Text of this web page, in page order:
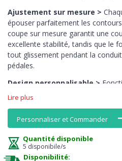
Ajustement sur mesure >
épouser parfaitement les
coupe sur mesure garantit une
excellente stabilité, tandis que le
tout glissement pendant la
pédales.
Design personnalisable >
esthétiques : les tapis EVA MTM
gamme de couleurs, y compris
rose ou l’orange — des teintes
moquette. Associez bordures et
vraiment unique.
Entretien facile >
Lire plus
Personnaliser et Commander
Quantité disponible
5 disponibile/s
Disponibilité: